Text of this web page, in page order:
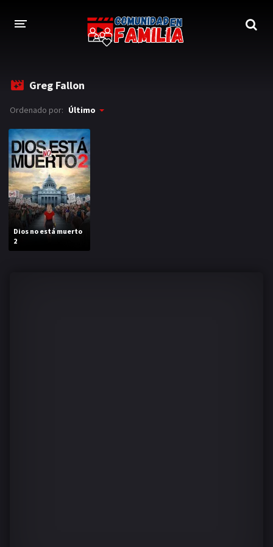
LOGIN
Greg Fallon
Ordenado por: Último
Dios no está muerto
2